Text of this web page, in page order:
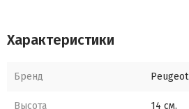
Характеристики
Бренд Peugeot
Высота 14 см.